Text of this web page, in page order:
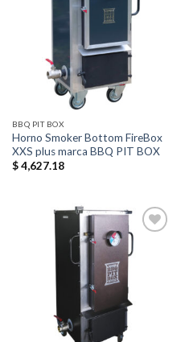
Añadir
BBQ PIT BOX
Horno Smoker Bottom FireBox
XXS plus marca BBQ PIT BOX
$4,627.18
deseos